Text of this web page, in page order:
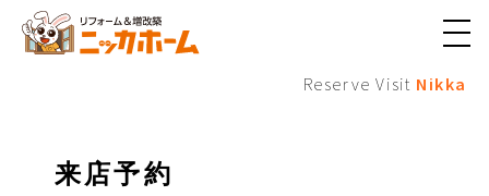
メ
ュ
Reserve Visit Nikka
来店予約